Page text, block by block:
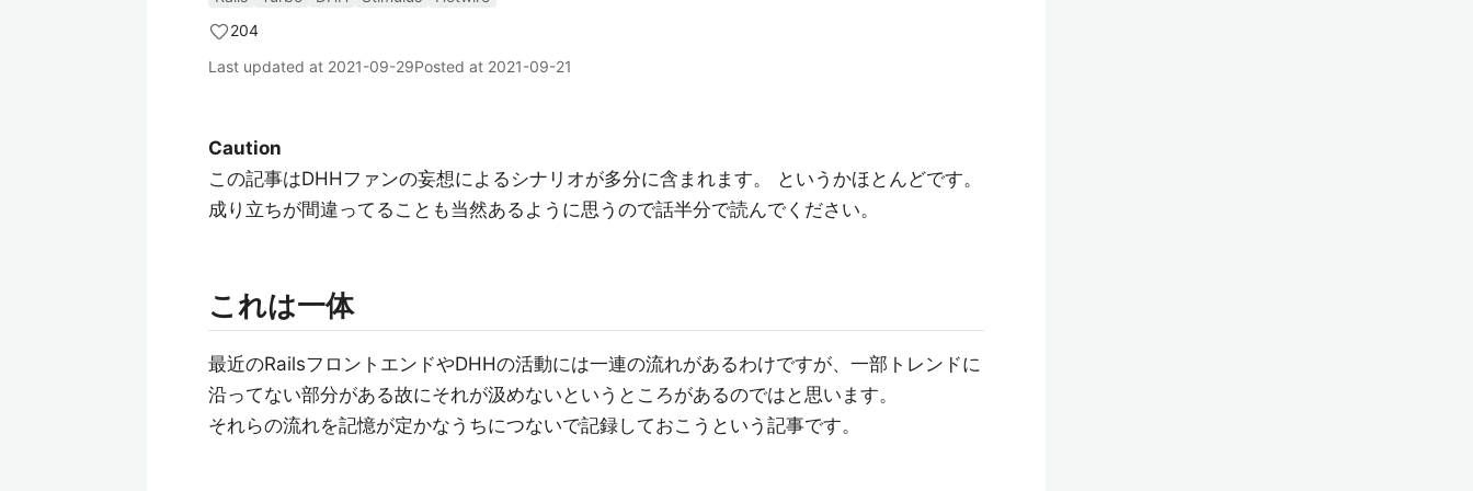
204
Last updated at 2021-09-29Posted at 2021-09-21
Caution
この記事はDHHファンの妄想によるシナリオが多分に含まれます。 というかほとんどです。
成り立ちが間違ってることも当然あるように思うので話半分で読んでください。
これは一体
最近のRailsフロントエンドやDHHの活動には一連の流れがあるわけですが、一部トレンドに
沿ってない部分がある故にそれが汲めないというところがあるのではと思います。
それらの流れを記憶が定かなうちにつないで記録しておこうという記事です。